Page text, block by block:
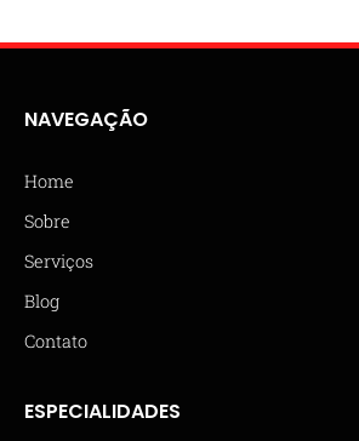
NAVEGAÇÃO
Home
Sobre
Serviços
Blog
Contato
ESPECIALIDADES